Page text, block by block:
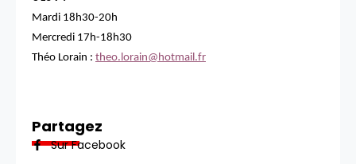
Mardi 18h30-20h
Mercredi 17h-18h30
Théo Lorain : theo.lorain@hotmail.fr
Partagez
Sur Facebook